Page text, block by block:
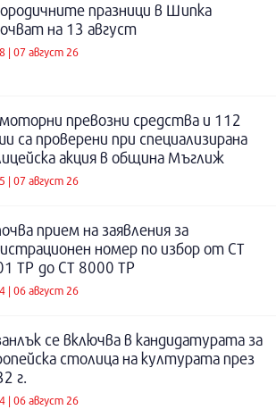
празници в Шипка
на 13 август
| 07 август 26
превозни средства и 112
са проверени при специализирана
акция в община Мъглиж
| 07 август 26
прием на заявления за
номер по избор от СТ
ТР до СТ 8000 ТР
| 06 август 26
се включва в кандидатурата за
столица на културата през
г.
| 06 август 26